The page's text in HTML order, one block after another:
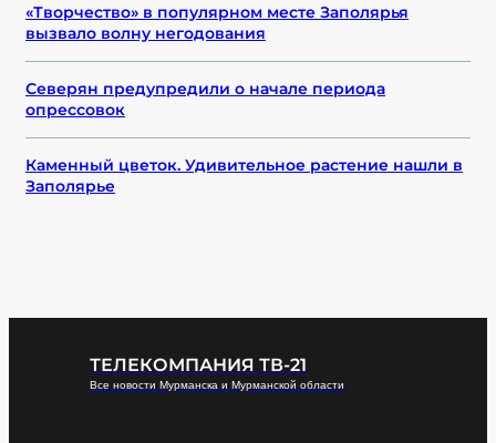
«Творчество» в популярном месте Заполярья
вызвало волну негодования
Северян предупредили о начале периода
опрессовок
Каменный цветок. Удивительное растение нашли в
Заполярье
ТЕЛЕКОМПАНИЯ ТВ-21
Все новости Мурманска и Мурманской области